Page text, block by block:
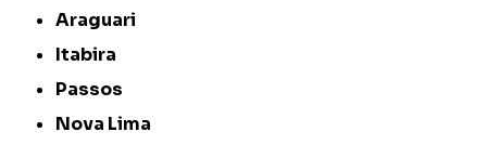
Araguari
Itabira
Passos
Nova Lima